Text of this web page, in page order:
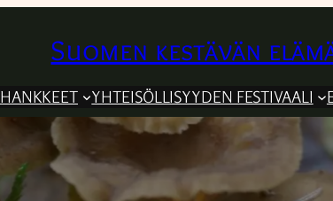
Suomen kestävän
HANKKEET YHTEISÖLLISYYDEN FESTIVAALI